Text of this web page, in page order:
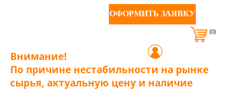
ОФОРМИТЬ ЗАЯВКУ
(0)
Внимание!
По причине нестабильности на рынке
сырья, актуальную цену и наличие